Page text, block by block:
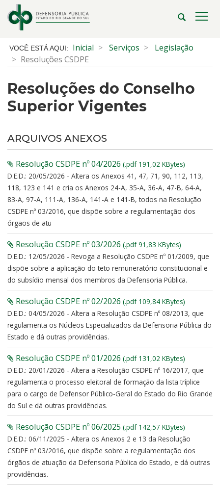
para
para
menu
para
busca
Abrir
Início
conteúdo
Inicial Serviços
Legislação
Resoluções CSDPE
Resoluções do Conselho
Superior Vigentes
ARQUIVOS ANEXOS
Resolução CSDPE nº 04/2026 (.pdf 191,02 KBytes)
D.E.D.: 20/05/2026 - Altera os Anexos 41, 47, 71, 90, 112, 113,
118, 123 e 141 e cria os Anexos 24-A, 35-A, 36-A, 47-B, 64-A,
83-A, 97-A, 111-A, 136-A, 141-A e 141-B, todos na Resolução
CSDPE nº 03/2016, que dispõe sobre a regulamentação dos
órgãos de atu
Resolução CSDPE nº 03/2026 (.pdf 91,83 KBytes)
D.E.D.: 12/05/2026 - Revoga a Resolução CSDPE nº 01/2009, que
dispõe sobre a aplicação do teto remuneratório constitucional e
do subsídio mensal dos membros da Defensoria Pública.
Resolução CSDPE nº 02/2026 (.pdf 109,84 KBytes)
D.E.D.: 04/05/2026 - Altera a Resolução CSDPE nº 08/2013, que
regulamenta os Núcleos Especializados da Defensoria Pública do
Estado e dá outras providências.
Resolução CSDPE nº 01/2026 (.pdf 131,02 KBytes)
D.E.D.: 20/01/2026 - Altera a Resolução CSDPE nº 16/2017, que
regulamenta o processo eleitoral de formação da lista tríplice
para o cargo de Defensor Público-Geral do Estado do Rio Grande
do Sul e dá outras providências.
Resolução CSDPE nº 06/2025 (.pdf 142,57 KBytes)
D.E.D.: 06/11/2025 - Altera os Anexos 2 e 13 da Resolução
CSDPE nº 03/2016, que dispõe sobre a regulamentação dos
órgãos de atuação da Defensoria Pública do Estado, e dá outras
providências.